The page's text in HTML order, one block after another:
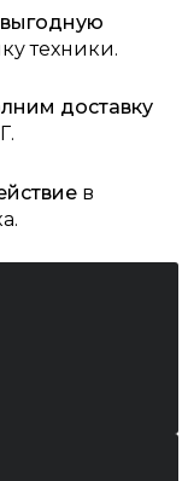
техники.
доставку
в